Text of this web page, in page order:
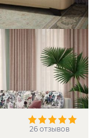
26 отзывов